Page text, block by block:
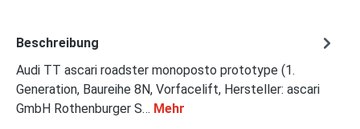
Beschreibung
Audi TT ascari roadster monoposto prototype (1.
Generation, Baureihe 8N, Vorfacelift, Hersteller: ascari
GmbH Rothenburger S… Mehr